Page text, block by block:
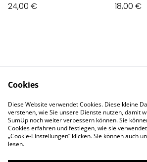
24,00 €
18,00 €
Privacy Policy
Impressum
Cookies
Diese Website verwendet Cookies. Diese kleine
verstehen, wie Sie unsere Dienste nutzen, damit
SumUp noch weiter verbessern können. Sie
Cookies erfahren und festlegen, wie sie
„Cookie-Einstellungen” klicken. Sie können auch
lesen.